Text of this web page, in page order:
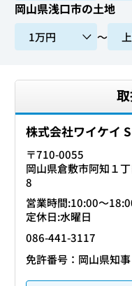
岡山県浅口市の土地
〜
株式会社ワイケイ
〒710-0055
岡山県倉敷市阿知１
8
営業時間:10:00〜
定休日:水曜日
086-441-3117
免許番号：岡山県知